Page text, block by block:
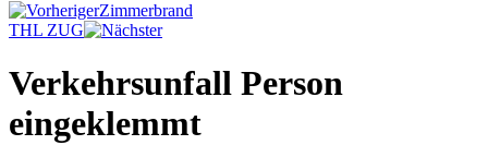
Zimmerbrand
THL ZUG
Verkehrsunfall Person
eingeklemmt